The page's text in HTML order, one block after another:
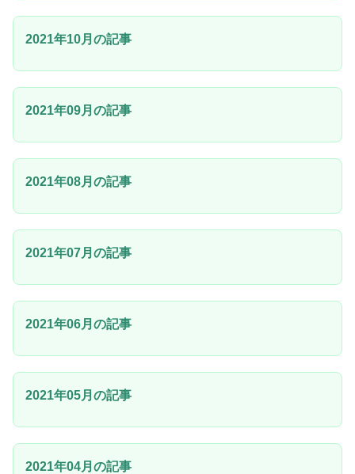
2021年10月の記事
2021年09月の記事
2021年08月の記事
2021年07月の記事
2021年06月の記事
2021年05月の記事
2021年04月の記事